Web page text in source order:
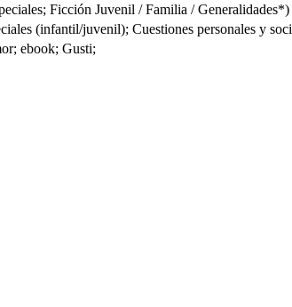
Ficción Juvenil / Familia / Generalidades*)
(infantil/juvenil); Cuestiones personales y
ebook; Gusti;